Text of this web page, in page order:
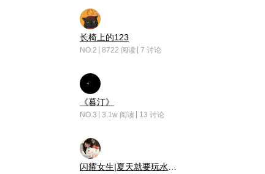
长椅上的123
NO.2 8722 阅读 7 讨论
《暮汀》
NO.3 3.1w 阅读 13 讨论